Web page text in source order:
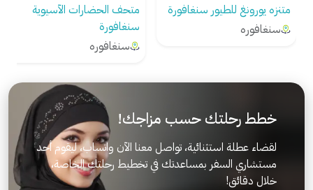
متنزه يورونغ للطيور سنغافورة
سنغافوره
متحف الحضارات الآسيوية
سنغافورة
سنغافوره
خطط رحلتك حسب مزاجك!
لقضاء عطلة استثنائية، تواصل معنا الآن واتساب، ليقوم أحد
مستشاري السفر بمساعدتك في تخطيط رحلتك الخاصة،
خلال دقائق!